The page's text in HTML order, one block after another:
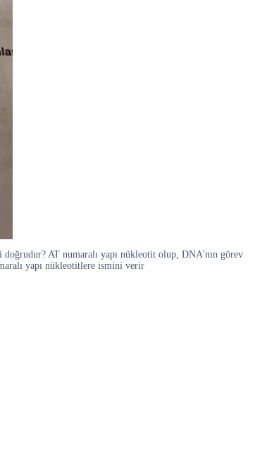
AT numaralı yapı nükleotit olup, DNA'nın görev
yapı nükleotitlere ismini verir